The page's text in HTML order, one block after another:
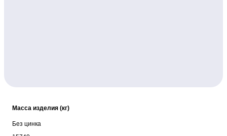
Масса изделия (кг)
Без цинка